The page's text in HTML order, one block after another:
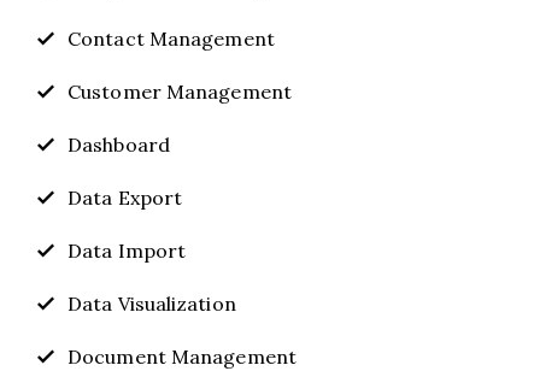
Contact Management
Customer Management
Dashboard
Data Export
Data Import
Data Visualization
Document Management